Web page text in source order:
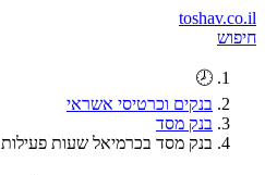
toshav.co.il
חיפוש
🕗
בנקים וכרטיסי אשראי
בנק מסד
בנק מסד בכרמיאל שעות פעילות